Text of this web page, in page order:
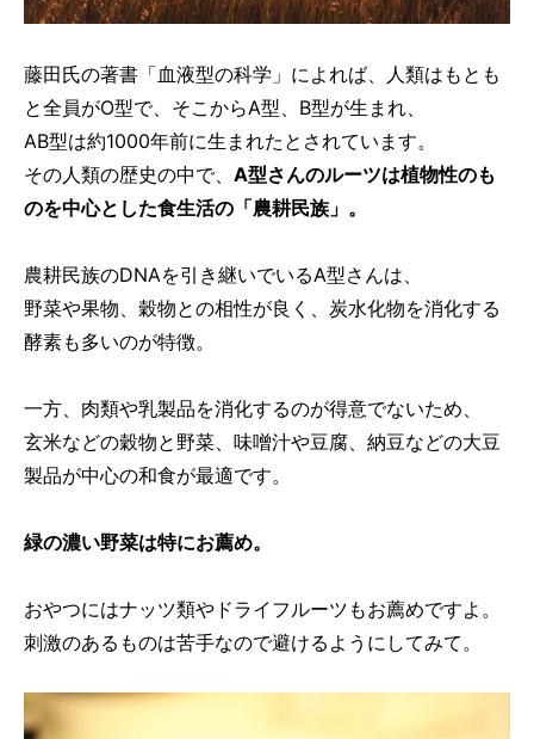
藤田氏の著書「血液型の科学」によれば、人類はもとも
と全員がO型で、そこからA型、B型が生まれ、
AB型は約1000年前に生まれたとされています。
その人類の歴史の中で、 A型さんのルーツは植物性のも
のを中心とした食生活の「農耕民族」。
農耕民族のDNAを引き継いでいるA型さんは、
野菜や果物、穀物との相性が良く、炭水化物を消化する
酵素も多いのが特徴。
一方、肉類や乳製品を消化するのが得意でないため、
玄米などの穀物と野菜、味噌汁や豆腐、納豆などの大豆
製品が中心の和食が最適です。
緑の濃い野菜は特にお薦め。
おやつにはナッツ類やドライフルーツもお薦めですよ。
刺激のあるものは苦手なので避けるようにしてみて。